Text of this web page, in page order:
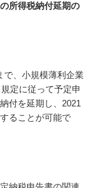
所得税納付延期の
で、小規模薄利企業
定に従って予定申
付を延期し、2021
ることが可能で